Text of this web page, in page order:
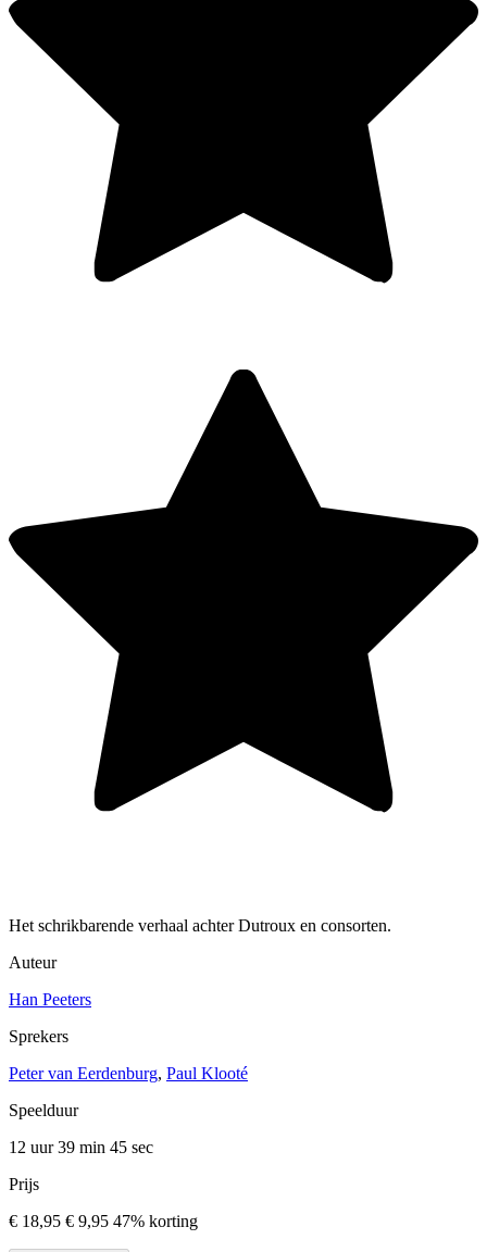
Het schrikbarende verhaal achter Dutroux en consorten.
Auteur
Han Peeters
Sprekers
Peter van Eerdenburg, Paul Klooté
Speelduur
12 uur 39 min 45 sec
Prijs
€ 18,95 € 9,95 47% korting